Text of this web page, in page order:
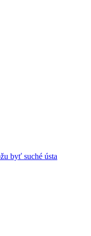
byť suché ústa